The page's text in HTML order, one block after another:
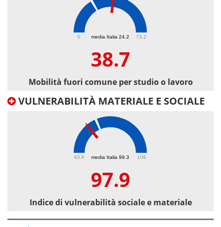
media Italia 24.2
0 73.2
38.7
Mobilità fuori comune per studio o lavoro
VULNERABILITÀ MATERIALE E SOCIALE
media Italia 99.3
93.6 109
97.9
Indice di vulnerabilità sociale e materiale